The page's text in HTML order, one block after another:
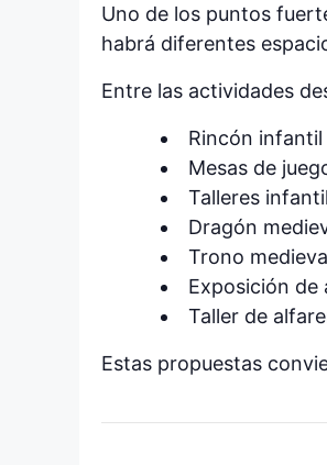
Uno de los puntos
habrá diferentes
Entre las actividades
Rincón
Mesas de
Talleres
Dragón
Trono
Exposición de
Taller de
Estas propuestas